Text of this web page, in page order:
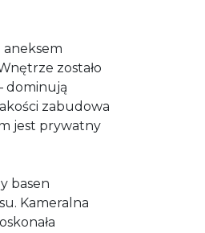
aneksem
zostało
dominują
zabudowa
jest prywatny
basen
Kameralna